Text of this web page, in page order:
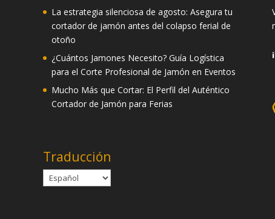
La estrategia silenciosa de agosto: Asegura tu
cortador de jamón antes del colapso ferial de
otoño
¿Cuántos Jamones Necesito? Guía Logística
para el Corte Profesional de Jamón en Eventos
Mucho Más que Cortar: El Perfil del Auténtico
Cortador de Jamón para Ferias
Traducción